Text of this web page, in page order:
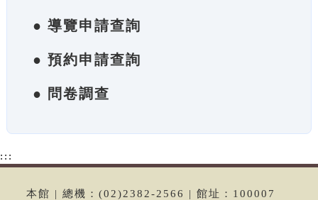
● 導覽申請查詢
● 預約申請查詢
● 問卷調查
:::
本館 | 總機：(02)2382-2566 | 館址：100007